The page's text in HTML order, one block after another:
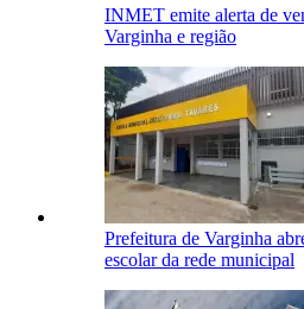
INMET emite alerta de
Varginha e região
Prefeitura de Varginha
escolar da rede municipal